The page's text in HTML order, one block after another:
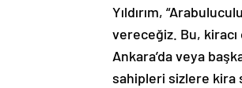
Yıldırım,
vereceğiz. Bu, kiracı
Ankara’da veya
sahipleri sizlere